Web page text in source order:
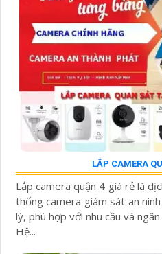
LẮP CAMERA
Lắp camera quận 4 giá rẻ là
thống camera giám sát an
lý, phù hợp với nhu cầu và
Hệ...